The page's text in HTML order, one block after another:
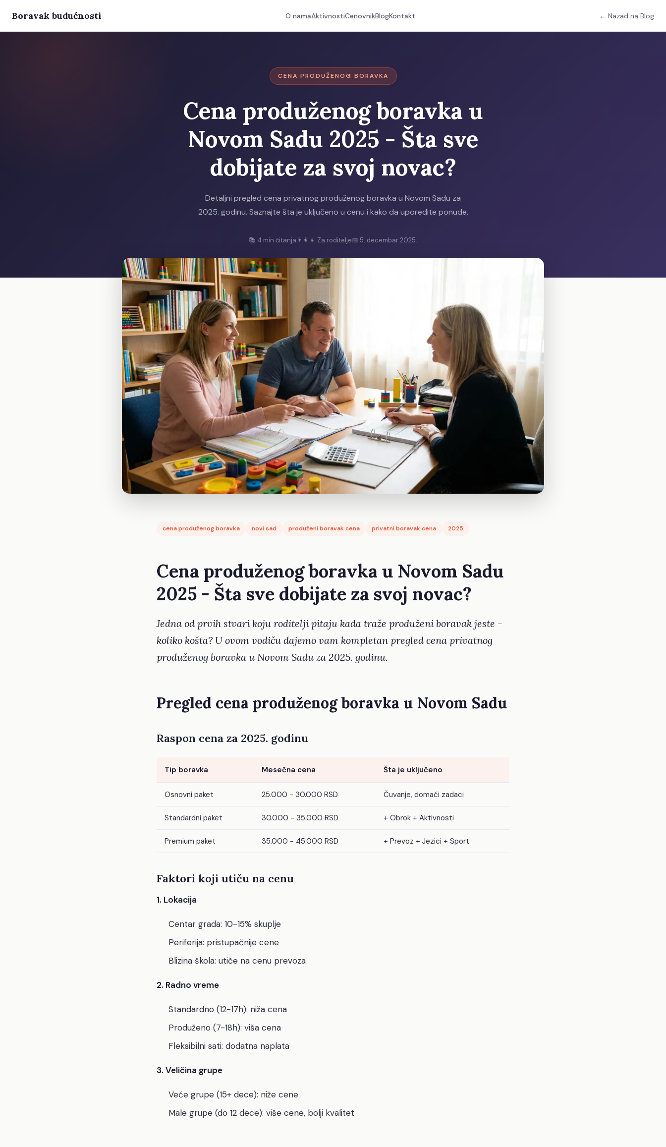
Boravak budućnosti O namaAktivnostiCenovnikBlogKontakt ← Nazad na Blog
CENA PRODUŽENOG BORAVKA
Cena produženog boravka u
Novom Sadu 2025 - Šta sve
dobijate za svoj novac?
Detaljni pregled cena privatnog produženog boravka u Novom Sadu za
2025. godinu. Saznajte šta je uključeno u cenu i kako da uporedite ponude.
📚 4 min čitanja 👨‍👩‍👧 Za roditelje📅 5. decembar 2025.
cena produženog boravka novi sad produženi boravak cena privatni boravak cena 2025
Cena produženog boravka u Novom Sadu
2025 - Šta sve dobijate za svoj novac?
Jedna od prvih stvari koju roditelji pitaju kada traže produženi boravak jeste -
koliko košta? U ovom vodiču dajemo vam kompletan pregled cena privatnog
produženog boravka u Novom Sadu za 2025. godinu.
Pregled cena produženog boravka u Novom Sadu
Raspon cena za 2025. godinu
Tip boravka Mesečna cena Šta je uključeno
Osnovni paket 25.000 - 30.000 RSD Čuvanje, domaći zadaci
Standardni paket 30.000 - 35.000 RSD + Obrok + Aktivnosti
Premium paket 35.000 - 45.000 RSD + Prevoz + Jezici + Sport
Faktori koji utiču na cenu
1. Lokacija
Centar grada: 10-15% skuplje
Periferija: pristupačnije cene
Blizina škola: utiče na cenu prevoza
2. Radno vreme
Standardno (12-17h): niža cena
Produženo (7-18h): viša cena
Fleksibilni sati: dodatna naplata
3. Veličina grupe
Veće grupe (15+ dece): niže cene
Male grupe (do 12 dece): više cene, bolji kvalitet